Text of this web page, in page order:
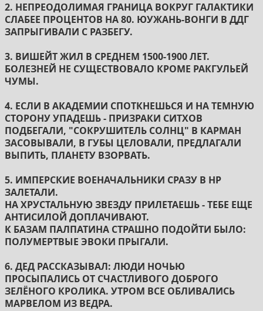
2. НЕПРЕОДОЛИМАЯ ГРАНИЦА ВОКРУГ ГАЛАКТИКИ
СЛАБЕЕ ПРОЦЕНТОВ НА 80. ЮУЖАНЬ-ВОНГИ В ДДГ
ЗАПРЫГИВАЛИ С РАЗБЕГУ.
3. ВИШЕЙТ ЖИЛ В СРЕДНЕМ 1500-1900 ЛЕТ.
БОЛЕЗНЕЙ НЕ СУЩЕСТВОВАЛО КРОМЕ РАКГУЛЬЕЙ
ЧУМЫ.
4. ЕСЛИ В АКАДЕМИИ СПОТКНЕШЬСЯ И НА ТЕМНУЮ
СТОРОНУ УПАДЕШЬ - ПРИЗРАКИ СИТХОВ
ПОДБЕГАЛИ, "СОКРУШИТЕЛЬ СОЛНЦ" В КАРМАН
ЗАСОВЫВАЛИ, В ГУБЫ ЦЕЛОВАЛИ, ПРЕДЛАГАЛИ
ВЫПИТЬ, ПЛАНЕТУ ВЗОРВАТЬ.
5. ИМПЕРСКИЕ ВОЕНАЧАЛЬНИКИ СРАЗУ В НР
ЗАЛЕТАЛИ.
НА ХРУСТАЛЬНУЮ ЗВЕЗДУ ПРИЛЕТАЕШЬ - ТЕБЕ ЕЩЕ
АНТИСИЛОЙ ДОПЛАЧИВАЮТ.
К БАЗАМ ПАЛПАТИНА СТРАШНО ПОДОЙТИ БЫЛО:
ПОЛУМЕРТВЫЕ ЭВОКИ ПРЫГАЛИ.
6. ДЕД РАССКАЗЫВАЛ: ЛЮДИ НОЧЬЮ
ПРОСЫПАЛИСЬ ОТ СЧАСТЛИВОГО ДОБРОГО
ЗЕЛЁНОГО КРОЛИКА. УТРОМ ВСЕ ОБЛИВАЛИСЬ
МАРВЕЛОМ ИЗ ВЕДРА.